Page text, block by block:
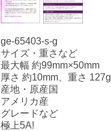
ge-65403-s-g
サイズ・重さなど
最大幅 約99mm×50mm
厚さ 約10mm、重さ 127g
産地・原産国
アメリカ産
グレードなど
極上5A!